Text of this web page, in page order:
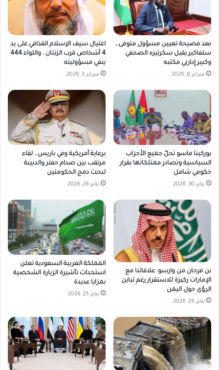
بعد فضيحة تعيين مسؤول متوفى…
سلفاكير يقيل سكرتيره الصحفي
وكبير إداريي مكتبه
فبراير 8, 2026
اغتيال سيف الإسلام القذافي على يد
4 أشخاص قرب الزنتان.. واللواء 444
ينفي مسؤوليته
فبراير 3, 2026
بوركينا فاسو تحلّ جميع الأحزاب
السياسية وتصادر ممتلكاتها بقرار
حكومي شامل
يناير 30, 2026
برعاية أمريكية وفي باريس… لقاء
مرتقب بين صدام حفتر والدبيبة
لبحث دمج الحكومتين
يناير 28, 2026
بن فرحان من وارسو: علاقاتنا مع
الإمارات ركيزة للاستقرار رغم تباين
الرؤى حول اليمن
يناير 26, 2026
المملكة العربية السعودية تعلن
استحداث تأشيرة الزيارة الشخصية
بمزايا عديدة
يناير 25, 2026